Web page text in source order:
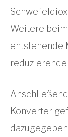
Weitere
entstehende
Konverter